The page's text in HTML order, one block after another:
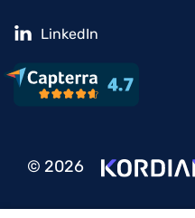
LinkedIn
© 2026